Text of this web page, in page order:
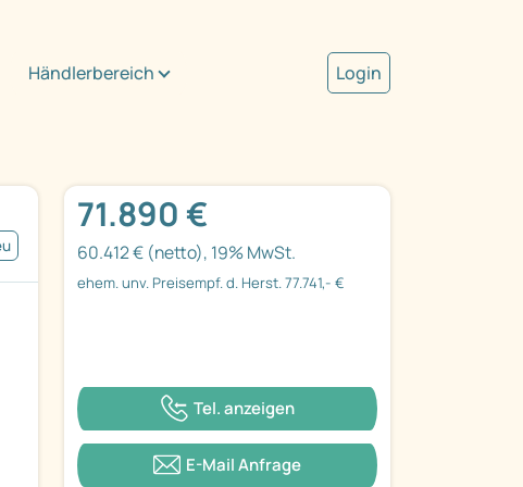
Händlerbereich Login
71.890 €
60.412 € (netto), 19% MwSt.
ehem. unv. Preisempf. d. Herst. 77.741,- €
Tel. anzeigen
E-Mail Anfrage